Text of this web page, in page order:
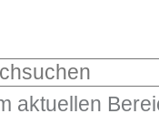
aktuellen